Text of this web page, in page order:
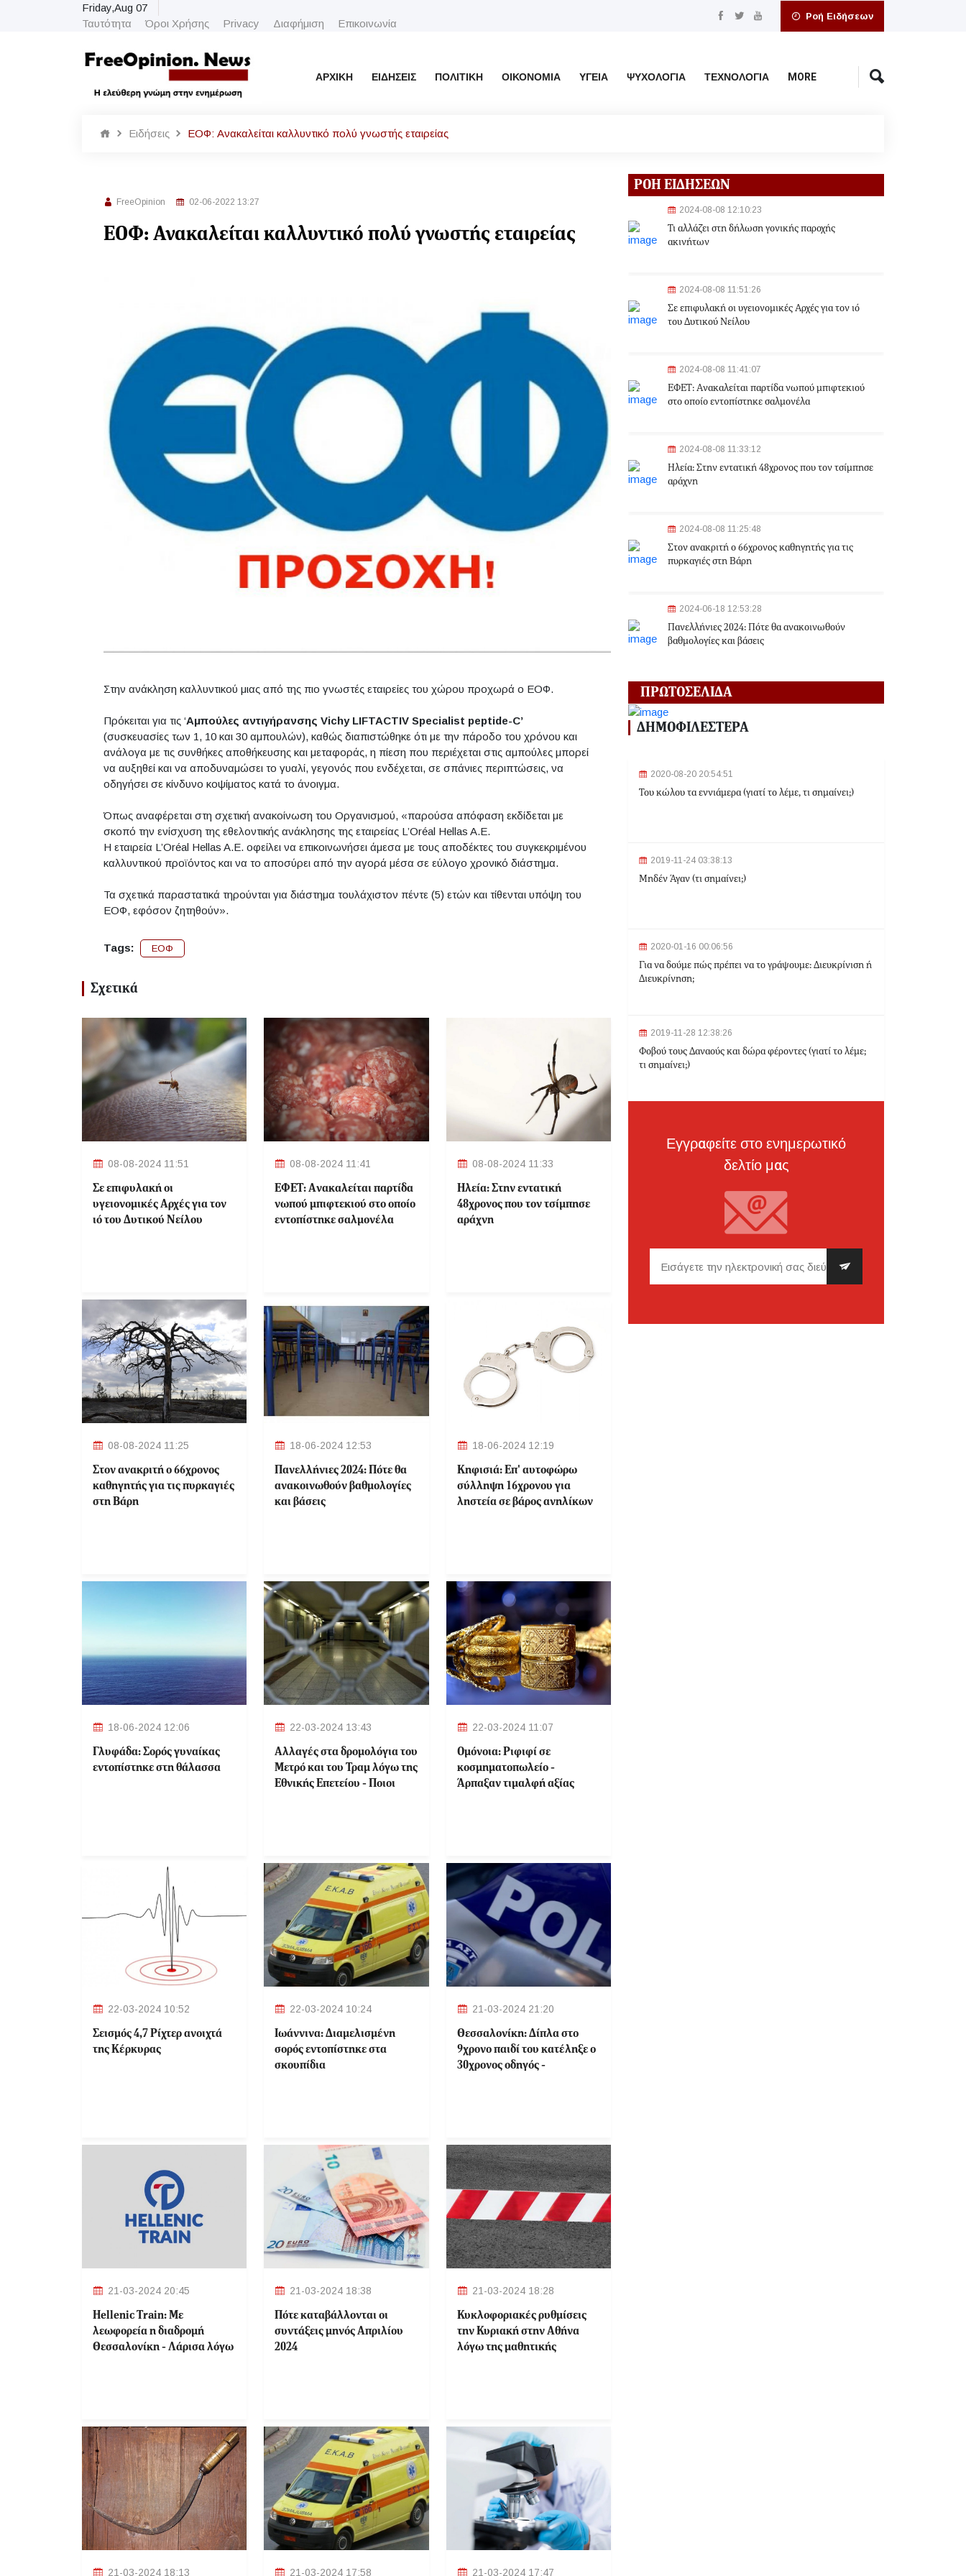
Friday,Aug 07
Ταυτότητα
Όροι Χρήσης Privacy Διαφήμιση Επικοινωνία
Ροή Ειδήσεων
ΑΡΧΙΚΉ ΕΙΔΉΣΕΙΣ ΠΟΛΙΤΙΚΉ ΟΙΚΟΝΟΜΊΑ ΥΓΕΊΑ ΨΥΧΟΛΟΓΊΑ ΤΕΧΝΟΛΟΓΊΑ MORE
Ειδήσεις ΕΟΦ: Ανακαλείται καλλυντικό πολύ γνωστής εταιρείας
FreeOpinion 02-06-2022 13:27
ΕΟΦ: Ανακαλείται καλλυντικό πολύ γνωστής εταιρείας
Στην ανάκληση καλλυντικού μιας από της πιο γνωστές εταιρείες του χώρου προχωρά ο ΕΟΦ.
Πρόκειται για τις ‘Αμπούλες αντιγήρανσης Vichy LIFTACTIV Specialist peptide-C’
(συσκευασίες των 1, 10 και 30 αμπουλών), καθώς διαπιστώθηκε ότι με την πάροδο του χρόνου και
ανάλογα με τις συνθήκες αποθήκευσης και μεταφοράς, η πίεση που περιέχεται στις αμπούλες μπορεί
να αυξηθεί και να αποδυναμώσει το γυαλί, γεγονός που ενδέχεται, σε σπάνιες περιπτώσεις, να
οδηγήσει σε κίνδυνο κοψίματος κατά το άνοιγμα.
Όπως αναφέρεται στη σχετική ανακοίνωση του Οργανισμού, «παρούσα απόφαση εκδίδεται με
σκοπό την ενίσχυση της εθελοντικής ανάκλησης της εταιρείας L’Oréal Hellas A.E.
Η εταιρεία L’Oréal Hellas A.E. οφείλει να επικοινωνήσει άμεσα με τους αποδέκτες του συγκεκριμένου
καλλυντικού προϊόντος και να το αποσύρει από την αγορά μέσα σε εύλογο χρονικό διάστημα.
Τα σχετικά παραστατικά τηρούνται για διάστημα τουλάχιστον πέντε (5) ετών και τίθενται υπόψη του
ΕΟΦ, εφόσον ζητηθούν».
Tags: ΕΟΦ
Σχετικά
08-08-2024 11:51
Σε επιφυλακή οι
υγειονομικές Αρχές για τον
ιό του Δυτικού Νείλου
08-08-2024 11:41
ΕΦΕΤ: Aνακαλείται παρτίδα
νωπού μπιφτεκιού στο οποίο
εντοπίστηκε σαλμονέλα
08-08-2024 11:33
Ηλεία: Στην εντατική
48χρονος που τον τσίμπησε
αράχνη
08-08-2024 11:25
Στον ανακριτή ο 66χρονος
καθηγητής για τις πυρκαγιές
στη Βάρη
18-06-2024 12:53
Πανελλήνιες 2024: Πότε θα
ανακοινωθούν βαθμολογίες
και βάσεις
18-06-2024 12:19
Κηφισιά: Eπ' αυτοφώρω
σύλληψη 16χρονου για
ληστεία σε βάρος ανηλίκων
18-06-2024 12:06
Γλυφάδα: Σορός γυναίκας
εντοπίστηκε στη θάλασσα
22-03-2024 13:43
Αλλαγές στα δρομολόγια του
Μετρό και του Τραμ λόγω της
Εθνικής Επετείου - Ποιοι
22-03-2024 11:07
Ομόνοια: Ριφιφί σε
κοσμηματοπωλείο -
Άρπαξαν τιμαλφή αξίας
22-03-2024 10:52
Σεισμός 4,7 Ρίχτερ ανοιχτά
της Κέρκυρας
22-03-2024 10:24
Ιωάννινα: Διαμελισμένη
σορός εντοπίστηκε στα
σκουπίδια
21-03-2024 21:20
Θεσσαλονίκη: Δίπλα στο
9χρονο παιδί του κατέληξε ο
30χρονος οδηγός -
21-03-2024 20:45
Hellenic Train: Με
λεωφορεία η διαδρομή
Θεσσαλονίκη - Λάρισα λόγω
21-03-2024 18:38
Πότε καταβάλλονται οι
συντάξεις μηνός Απριλίου
2024
21-03-2024 18:28
Κυκλοφοριακές ρυθμίσεις
την Κυριακή στην Αθήνα
λόγω της μαθητικής
21-03-2024 18:13 21-03-2024 17:58 21-03-2024 17:47
ΡΟΗ ΕΙΔΗΣΕΩΝ
2024-08-08 12:10:23
Τι αλλάζει στη δήλωση γονικής παροχής
ακινήτων
2024-08-08 11:51:26
Σε επιφυλακή οι υγειονομικές Αρχές για τον ιό
του Δυτικού Νείλου
2024-08-08 11:41:07
ΕΦΕΤ: Aνακαλείται παρτίδα νωπού μπιφτεκιού
στο οποίο εντοπίστηκε σαλμονέλα
2024-08-08 11:33:12
Ηλεία: Στην εντατική 48χρονος που τον τσίμπησε
αράχνη
2024-08-08 11:25:48
Στον ανακριτή ο 66χρονος καθηγητής για τις
πυρκαγιές στη Βάρη
2024-06-18 12:53:28
Πανελλήνιες 2024: Πότε θα ανακοινωθούν
βαθμολογίες και βάσεις
2024-06-18 12:19:02
ληστεία σε βάρος ανηλίκων
2024-06-18 12:06:48
Γλυφάδα: Σορός γυναίκας εντοπίστηκε στη
λόγω της Εθνικής Επετείου - Ποιοι σταθμοί θα
Ομόνοια: Ριφιφί σε κοσμηματοπωλείο - Άρπαξαν
τιμαλφή αξίας 50.000 ευρώ
2024-03-21 21:20:35
κατέληξε ο 30χρονος οδηγός - Ερευνώνται τα
αίτια του δυστυχήματος
2024-03-21 20:45:14
Hellenic Train: Με λεωφορεία η διαδρομή
2024-03-21 18:38:54
ΠΡΩΤΟΣΕΛΙΔΑ
ΔΗΜΟΦΙΛΕΣΤΕΡΑ
2020-08-20 20:54:51
Του κώλου τα εννιάμερα (γιατί το λέμε, τι σημαίνει;)
2019-11-24 03:38:13
Μηδέν Άγαν (τι σημαίνει;)
2020-01-16 00:06:56
Για να δούμε πώς πρέπει να το γράψουμε: Διευκρίνιση ή
Διευκρίνηση;
2019-11-28 12:38:26
Φοβού τους Δαναούς και δώρα φέροντες (γιατί το λέμε;
τι σημαίνει;)
Εγγραφείτε στο ενημερωτικό
δελτίο μας